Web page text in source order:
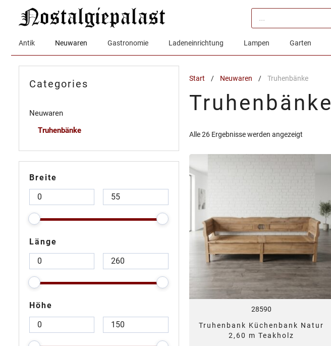
Products
search
Antik Neuwaren Gastronomie Ladeneinrichtung Lampen Garten
Start / Neuwaren / Truhenbänke
Truhenbänke
Alle 26 Ergebnisse werden angezeigtNach
sortiert
28590
Truhenbank Küchenbank Natur
2,60 m Teakholz
Categories
Neuwaren
Truhenbänke
Breite
Länge
Höhe